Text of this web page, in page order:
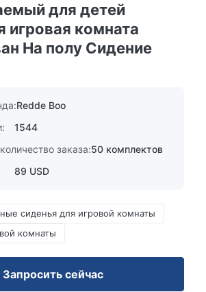
для детей
игровая комната
На полу Сидение
Redde Boo
1544
заказа:50 комплектов
89 USD
сиденья для игровой комнаты
комнаты
Запросить сейчас